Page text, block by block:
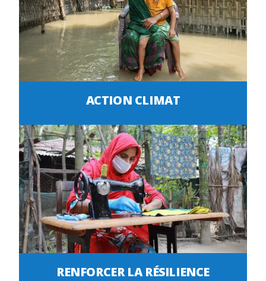
ACTION CLIMAT
RENFORCER LA RÉSILIENCE